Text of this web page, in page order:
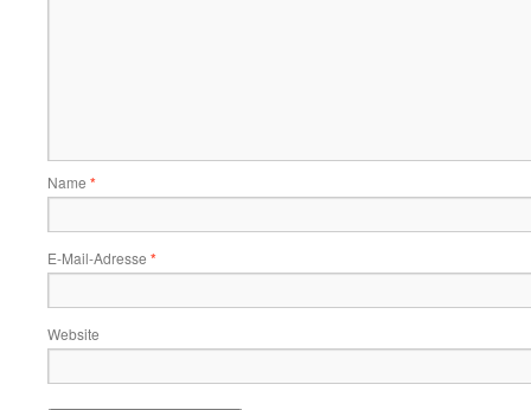
Name *
E-Mail-Adresse *
Website